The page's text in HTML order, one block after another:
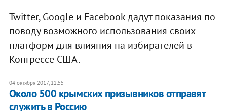
Twitter, Google и Facebook дадут показания по
поводу возможного использования своих
платформ для влияния на избирателей в
Конгрессе США.
04 октября 2017, 12:55
Около 500 крымских призывников отправят
служить в Россию